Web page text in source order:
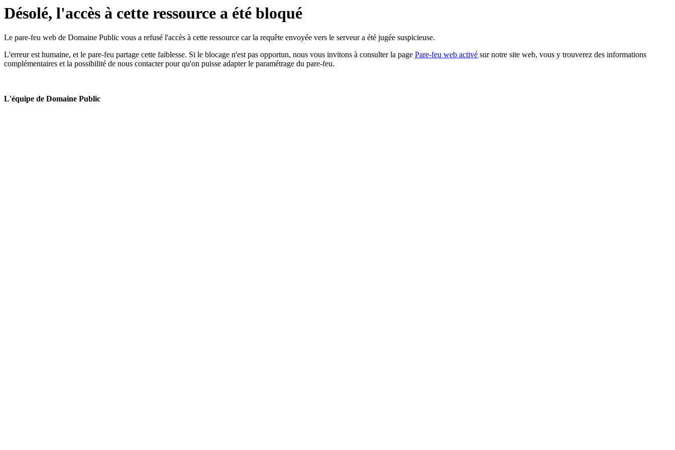
Désolé, l'accès à cette ressource a été bloqué
Le pare-feu web de Domaine Public vous a refusé l'accès à cette ressource car la requête envoyée vers le serveur a été jugée suspicieuse.
L'erreur est humaine, et le pare-feu partage cette faiblesse. Si le blocage n'est pas opportun, nous vous invitons à consulter la page Pare-feu web activé sur notre site web, vous y trouverez des informations
complémentaires et la possibilité de nous contacter pour qu'on puisse adapter le paramétrage du pare-feu.
L'équipe de Domaine Public